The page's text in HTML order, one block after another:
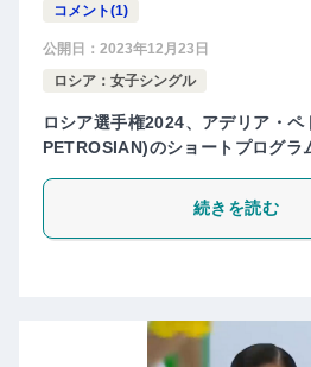
コメント(1)
公開日： 2023年12月23日
ロシア：女子シングル
ロシア選手権2024、アデリア・
PETROSIAN)のショートプログラ
続きを読む